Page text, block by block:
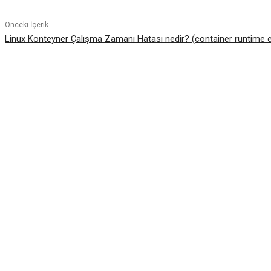
Önceki İçerik
Linux Konteyner Çalışma Zamanı Hatası nedir? (container runtime